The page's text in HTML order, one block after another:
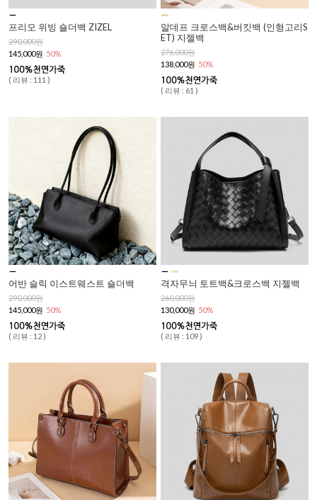
프리모 위빙 숄더백 ZIZEL
290,000원
145,000원 50%
( 리뷰 : 111 )
알데프 크로스백&버킷백 (인형고리S
ET) 지젤백
276,000원
138,000원 50%
( 리뷰 : 61 )
어반 슬릭 이스트웨스트 숄더백
290,000원
145,000원 50%
( 리뷰 : 12 )
격자무늬 토트백&크로스백 지젤백
260,000원
130,000원 50%
( 리뷰 : 109 )